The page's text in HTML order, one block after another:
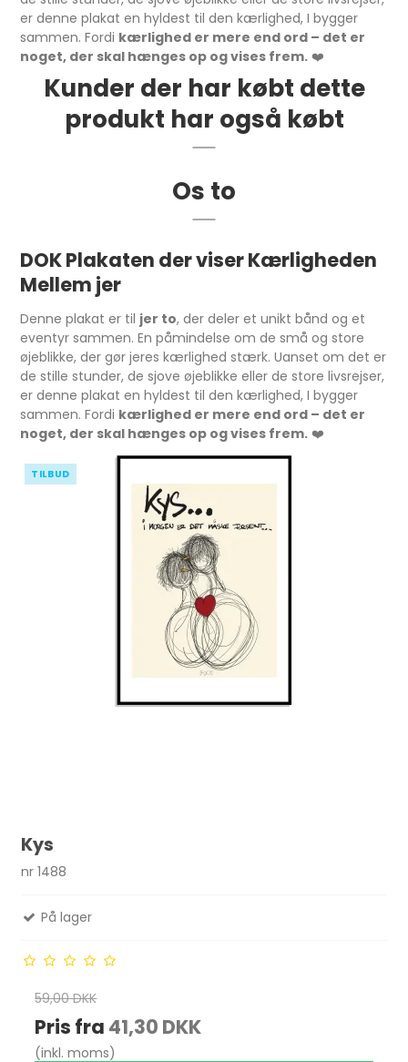
er denne plakat en hyldest til den kærlighed, I bygger
sammen. Fordi kærlighed er mere end ord – det er
noget, der skal hænges op og vises frem. ❤️
Kunder der har købt dette
produkt har også købt
Os to
DOK Plakaten der viser Kærligheden
Mellem jer
Denne plakat er til jer to, der deler et unikt bånd og et
eventyr sammen. En påmindelse om de små og store
øjeblikke, der gør jeres kærlighed stærk. Uanset om det er
de stille stunder, de sjove øjeblikke eller de store livsrejser,
er denne plakat en hyldest til den kærlighed, I bygger
sammen. Fordi kærlighed er mere end ord – det er
noget, der skal hænges op og vises frem. ❤️
TILBUD
Kys
nr 1488
På lager
59,00 DKK
Pris fra 41,30 DKK
(inkl. moms)